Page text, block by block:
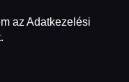
az Adatkezelési